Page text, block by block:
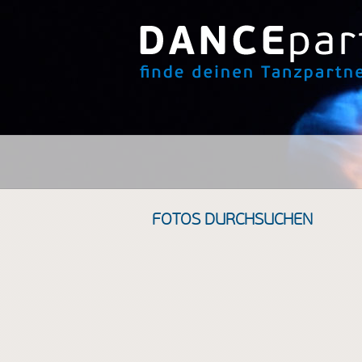
FOTOS DURCHSUCHEN